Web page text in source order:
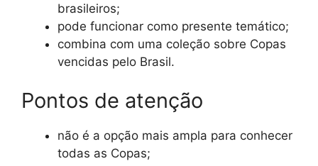
brasileiros;
pode funcionar como presente temático;
combina com uma coleção sobre Copas
vencidas pelo Brasil.
Pontos de atenção
não é a opção mais ampla para conhecer
todas as Copas;